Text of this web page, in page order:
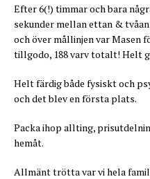
Efter 6(!) timmar och bara
sekunder mellan ettan &
och över mållinjen var Masen
tillgodo, 188 varv totalt! Helt
Helt färdig både fysiskt och
och det blev en första plats.
Packa ihop allting,
hemåt.
Allmänt trötta var vi hela